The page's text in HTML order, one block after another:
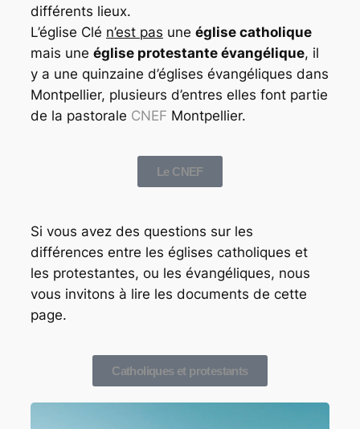
différents lieux.
L’église Clé n’est pas une église catholique
mais une église protestante évangélique, il
y a une quinzaine d’églises évangéliques dans
Montpellier, plusieurs d’entres elles font partie
de la pastorale CNEF Montpellier.
Le CNEF
Si vous avez des questions sur les
différences entre les églises catholiques et
les protestantes, ou les évangéliques, nous
vous invitons à lire les documents de cette
page.
Catholiques et protestants